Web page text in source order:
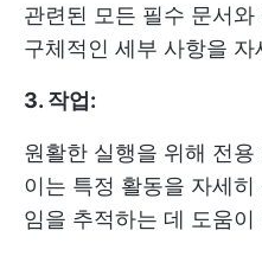
관련된 모든 필수 문서
구체적인 세부 사항을
3. 작업:
원활한 실행을 위해 전
이는 특정 활동을 자세
임을 추적하는 데 도움이